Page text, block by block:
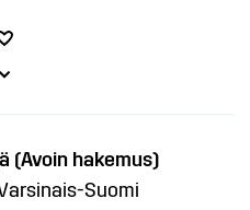
(Avoin hakemus)
Suomi